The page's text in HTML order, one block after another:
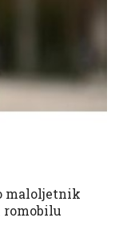
maloljetnik
romobilu